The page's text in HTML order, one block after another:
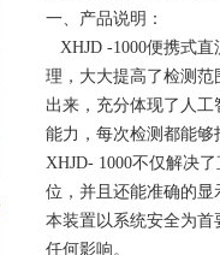
一、产品说明：
XHJD -1000便携式
理，大大提高了检测
出来，充分体现了人
能力，每次检测都能
XHJD- 1000不仅解决
位，并且还能准确的
本装置以系统安全为
任何影响。